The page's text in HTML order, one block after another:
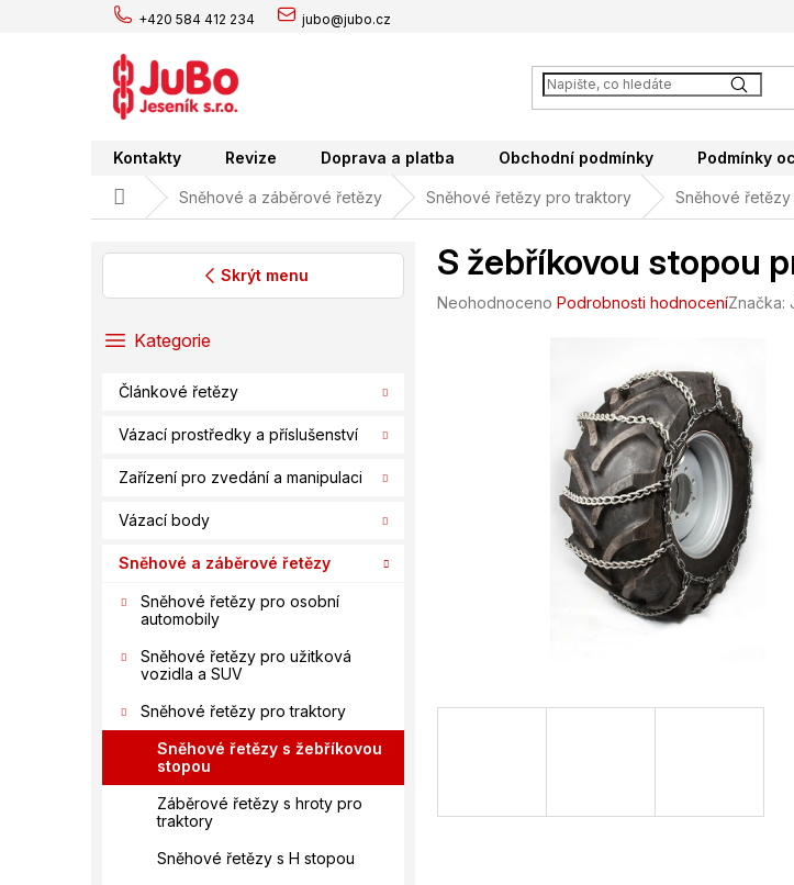
+420 584 412 234 jubo@jubo.cz
Kontakty Revize Doprava a platba Obchodní podmínky Podmínky
Domů Sněhové a záběrové řetězy Sněhové řetězy pro traktory Sněhové
Skrýt menu
PřeskočitKategorie
Článkové řetězy
Vázací prostředky a příslušenství
Zařízení pro zvedání a manipulaci
Vázací body
Sněhové a záběrové řetězy
Sněhové řetězy pro osobní
automobily
Sněhové řetězy pro užitková
vozidla a SUV
Sněhové řetězy pro traktory
Sněhové řetězy s žebříkovou
stopou
Záběrové řetězy s hroty pro
traktory
Sněhové řetězy s H stopou
S žebříkovou stopou
Průměrné
Neohodnoceno Podrobnosti hodnoceníZnačka: